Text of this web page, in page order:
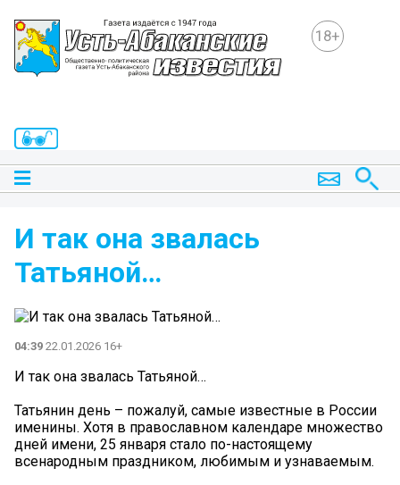
18+
И так она звалась
Татьяной…
04:39 22.01.2026 16+
И так она звалась Татьяной…
Татьянин день – пожалуй, самые известные в России
именины. Хотя в православном календаре множество
дней имени, 25 января стало по-настоящему
всенародным праздником, любимым и узнаваемым.